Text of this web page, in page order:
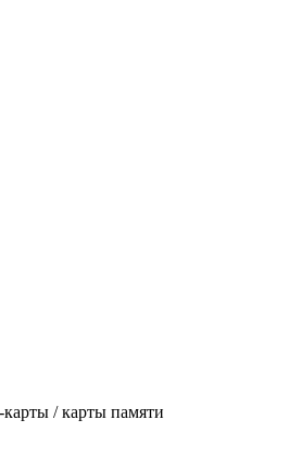
карты / карты памяти